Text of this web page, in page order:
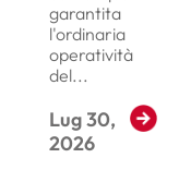
garantita
l'ordinaria
operatività
del...
Lug 30,
2026